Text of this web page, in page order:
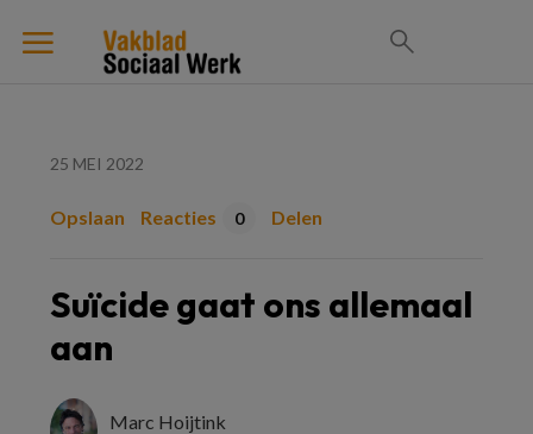
25 MEI 2022
Opslaan Reacties 0 Delen
Suïcide gaat ons allemaal
aan
Marc Hoijtink